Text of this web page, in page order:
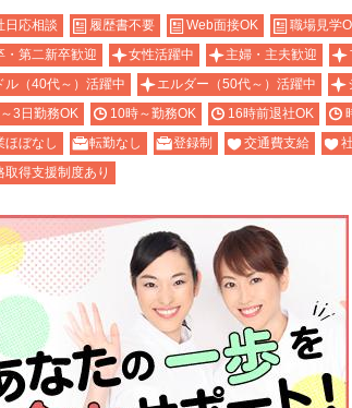
日応相談 履歴書不要 Web面接OK 職場見学
・第二新卒歓迎
女性活躍中 主婦・主夫歓迎
ル（40代～）活躍中
エルダー（50代～）活躍中
3日勤務OK
10時～勤務OK 16時前退社OK
ほぼなし
転勤なし 登録制 交通費支給
取得支援制度あり